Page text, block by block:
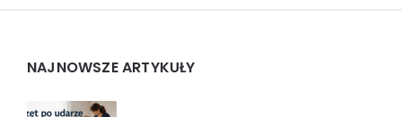
Widgets
NAJNOWSZE ARTYKUŁY